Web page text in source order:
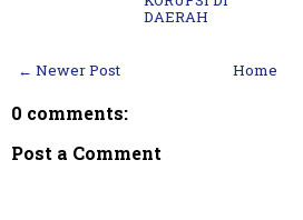
DAERAH
← Newer Post Home
0 comments:
Post a Comment